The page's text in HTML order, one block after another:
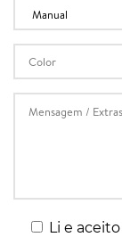
Li e